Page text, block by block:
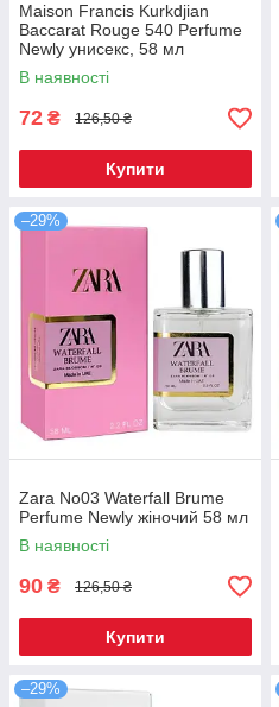
Maison Francis Kurkdjian
Baccarat Rouge 540 Perfume
Newly унисекс, 58 мл
В наявності
72 ₴ 126,50 ₴
Купити
–29%
Zara No03 Waterfall Brume
Perfume Newly жіночий 58 мл
В наявності
90 ₴ 126,50 ₴
Купити
–29%